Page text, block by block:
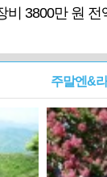
3800만 원 전
주말엔&